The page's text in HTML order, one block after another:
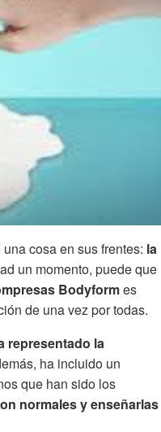
cosa en sus frentes: la
un momento, puede que
Bodyformes
de una vez por todas.
representado la
ha incluido un
que han sido los
normales y enseñarlas